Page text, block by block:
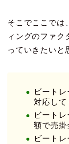
そこでここでは
ィングのファク
っていきたいと
ビート
対応して
ビート
額で売掛
ビート